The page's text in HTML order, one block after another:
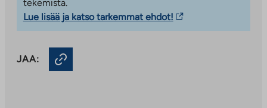
rakennetaan jatkuvasti lisää palveluja, puistoja ja
liikuntapaikkoja, mikä tekee alueesta viihtyisän ja
aktiivisen asuinympäristön.
Jätkäsaari tarjoaa runsaasti liikunta- ja
ulkoilumahdollisuuksia aivan talon läheisyydessä.
tekemistä.
Lue lisää ja katso tarkemmat ehdot!Linkki
vie
JAA: